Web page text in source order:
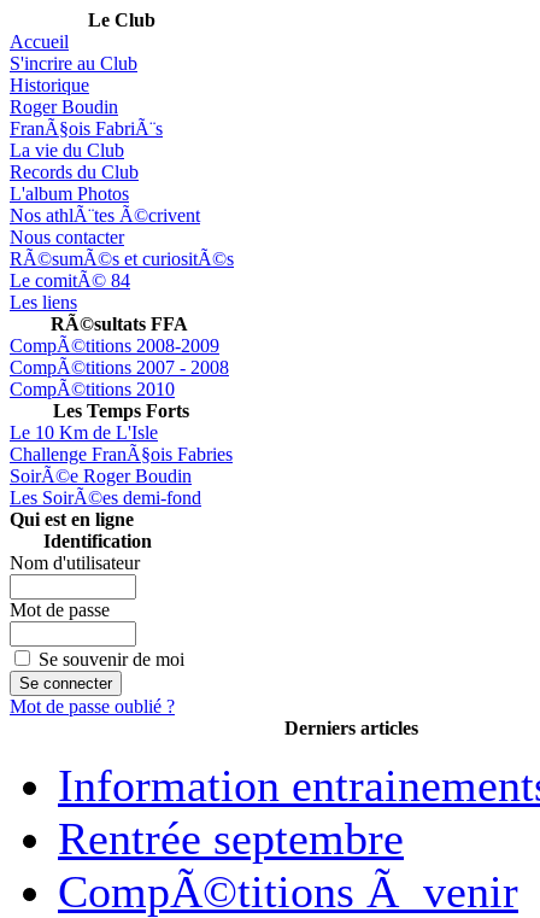
Le Club
Accueil
S'incrire au Club
Historique
Roger Boudin
FranÃ§ois FabriÃ¨s
La vie du Club
Records du Club
L'album Photos
Nos athlÃ¨tes Ã©crivent
Nous contacter
RÃ©sumÃ©s et curiositÃ©s
Le comitÃ© 84
Les liens
RÃ©sultats FFA
CompÃ©titions 2008-2009
CompÃ©titions 2007 - 2008
CompÃ©titions 2010
Les Temps Forts
Le 10 Km de L'Isle
Challenge FranÃ§ois Fabries
SoirÃ©e Roger Boudin
Les SoirÃ©es demi-fond
Qui est en ligne
Identification
Nom d'utilisateur
Mot de passe
Se souvenir de moi
Mot de passe oublié ?
Derniers articles
Information
Rentrée septembre
CompÃ©titions Ã venir